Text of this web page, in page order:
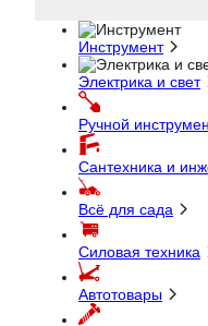
Инструмент
Электрика и свет
Ручной
Сантехника и
Всё для сада
Силовая техника
Автотовары